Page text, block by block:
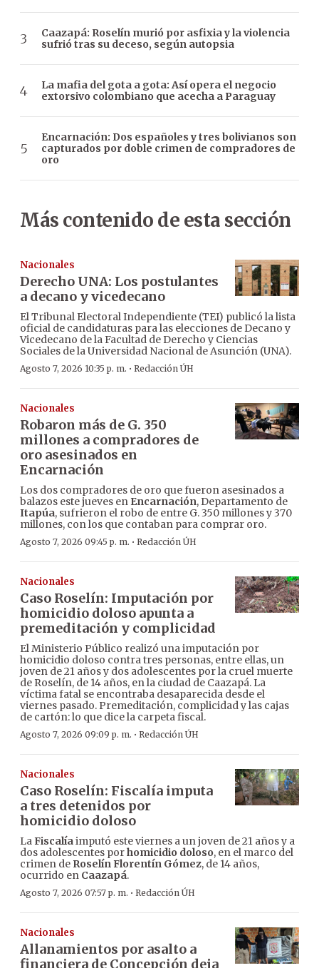
Caazapá: Roselín murió por asfixia y la violencia
sufrió tras su deceso, según autopsia
La mafia del gota a gota: Así opera el negocio
extorsivo colombiano que acecha a Paraguay
Encarnación: Dos españoles y tres bolivianos son
capturados por doble crimen de compradores de
oro
Más contenido de esta sección
Nacionales
Derecho UNA: Los postulantes
a decano y vicedecano
El Tribunal Electoral Independiente (TEI) publicó la lista
oficial de candidaturas para las elecciones de Decano y
Vicedecano de la Facultad de Derecho y Ciencias
Sociales de la Universidad Nacional de Asunción (UNA).
Agosto 7, 2026 10:35 p. m. · Redacción ÚH
Nacionales
Robaron más de G. 350
millones a compradores de
oro asesinados en
Encarnación
Los dos compradores de oro que fueron asesinados a
balazos este jueves en Encarnación, Departamento de
Itapúa, sufrieron el robo de entre G. 350 millones y 370
millones, con los que contaban para comprar oro.
Agosto 7, 2026 09:45 p. m. · Redacción ÚH
Nacionales
Caso Roselín: Imputación por
homicidio doloso apunta a
premeditación y complicidad
El Ministerio Público realizó una imputación por
homicidio doloso contra tres personas, entre ellas, un
joven de 21 años y dos adolescentes por la cruel muerte
de Roselín, de 14 años, en la ciudad de Caazapá. La
víctima fatal se encontraba desaparecida desde el
viernes pasado. Premeditación, complicidad y las cajas
de cartón: lo que dice la carpeta fiscal.
Agosto 7, 2026 09:09 p. m. · Redacción ÚH
Nacionales
Caso Roselín: Fiscalía imputa
a tres detenidos por
homicidio doloso
LaFiscalíaimputó este viernes a un joven de 21 años y a
dos adolescentes porhomicidio doloso, en el marco del
crimen de Roselín Florentín Gómez, de 14 años,
ocurrido en Caazapá.
Agosto 7, 2026 07:57 p. m. · Redacción ÚH
Nacionales
Allanamientos por asalto a
financiera de Concepción deja